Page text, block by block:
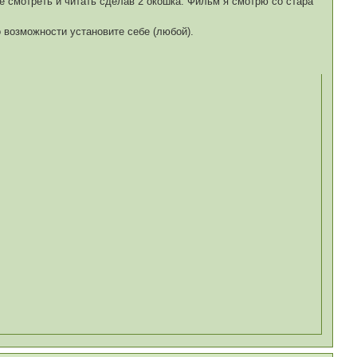
установите себе (любой).